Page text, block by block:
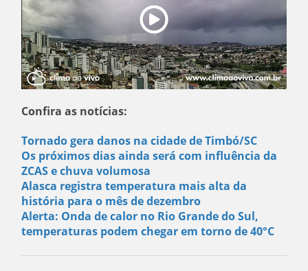
Confira as notícias:
Tornado gera danos na cidade de Timbó/SC
Os próximos dias ainda será com influência da
ZCAS e chuva volumosa
Alasca registra temperatura mais alta da
história para o mês de dezembro
Alerta: Onda de calor no Rio Grande do Sul,
temperaturas podem chegar em torno de 40°C